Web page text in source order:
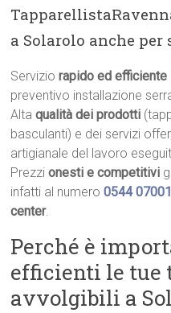
a Solarolo anche per
Serviziorapido ed efficiente
preventivo installazione
Altaqualità dei prodotti
basculanti) e dei servizi
artigianale del lavoro
Prezzionesti e competitivi
infatti al numero0544
center.
Perché è
efficienti le tue
avvolgibili a